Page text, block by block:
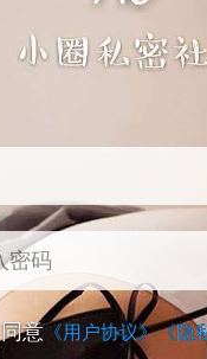
同意《用户协议》《隐